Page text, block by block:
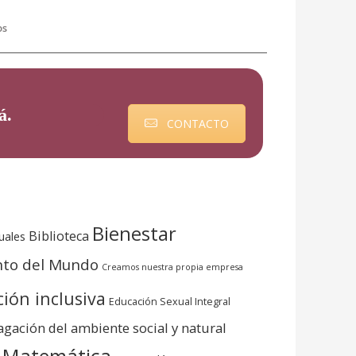
. CONTACTO
Biblioteca Bienestar
del Mundo Creamos nuestra propia empresa
inclusiva Educación Sexual Integral
del ambiente social y natural